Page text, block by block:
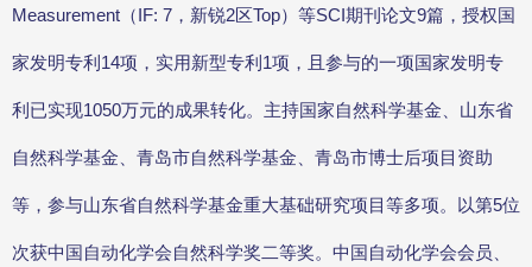
Measurement（IF: 7，新锐2区Top）等SCI期刊论文9篇，授权国
家发明专利14项，实用新型专利1项，且参与的一项国家发明专
利已实现1050万元的成果转化。主持国家自然科学基金、山东省
自然科学基金、青岛市自然科学基金、青岛市博士后项目资助
等，参与山东省自然科学基金重大基础研究项目等多项。以第5位
次获中国自动化学会自然科学奖二等奖。中国自动化学会会员、